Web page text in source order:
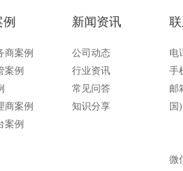
商案例
案例
商案例
案例
新闻资讯
公司动态
行业资讯
常见问答
知识分享
电
手
邮
国)
微